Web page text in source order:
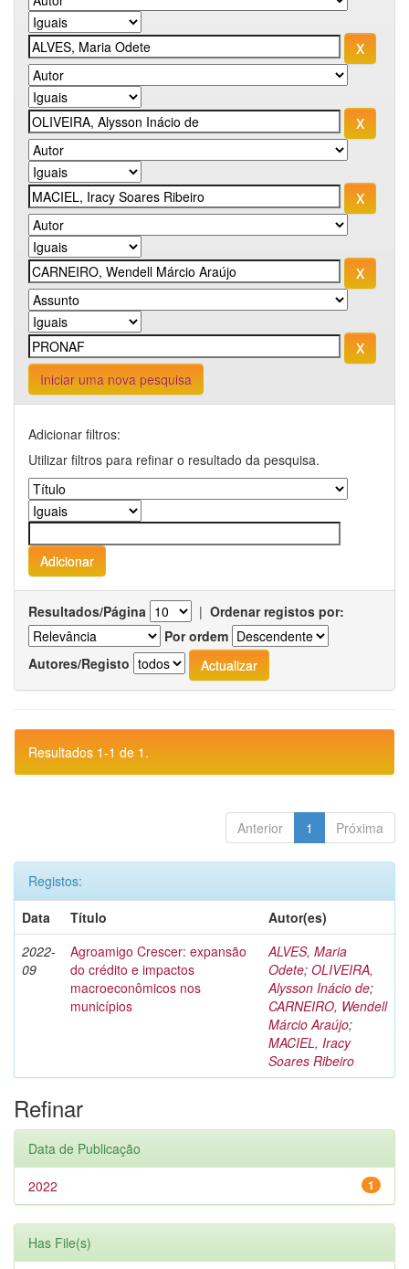
Iniciar uma nova pesquisa
Adicionar filtros:
Utilizar filtros para refinar o resultado da pesquisa.
Resultados/Página | Ordenar registos por:
Por ordem
Autores/Registo
Resultados 1-1 de 1.
Anterior 1 Próxima
Registos:
Data
Título
Autor(es)
2022-
09
Agroamigo Crescer: expansão
do crédito e impactos
macroeconômicos nos
municípios
ALVES, Maria
Odete; OLIVEIRA,
Alysson Inácio de;
CARNEIRO, Wendell
Márcio Araújo;
MACIEL, Iracy
Soares Ribeiro
Refinar
Data de Publicação
1
2022
Has File(s)